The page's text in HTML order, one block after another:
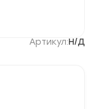
Артикул:Н/Д